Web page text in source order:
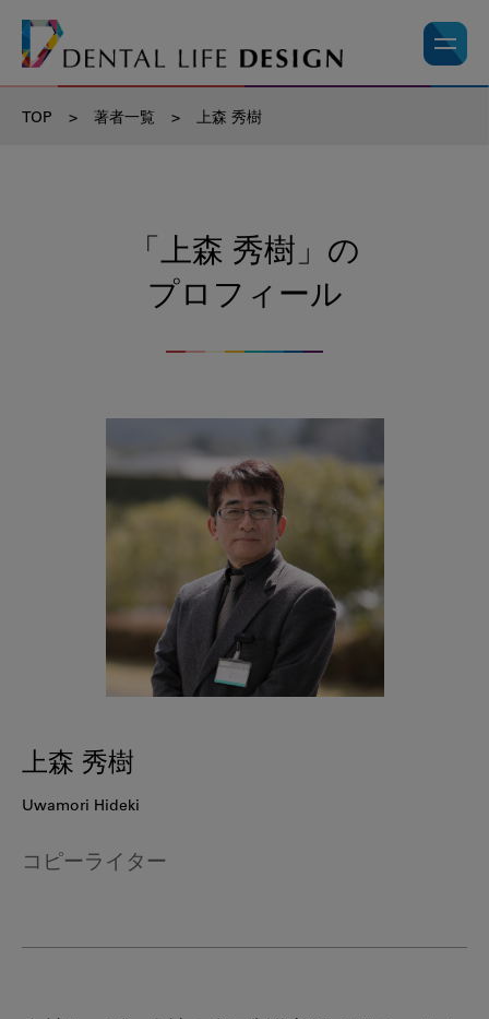
TOP > 著者一覧 > 上森 秀樹
「上森 秀樹」の
プロフィール
上森 秀樹
Uwamori Hideki
コピーライター